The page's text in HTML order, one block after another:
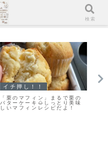
イチ押し！！
「栗のマフィン」まるで栗の
バターケーキ🌰しっとり美味
しいマフィンレシピだよ！
検索